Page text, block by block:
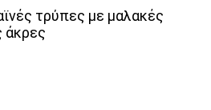
τρύπες με μαλακές
άκρες